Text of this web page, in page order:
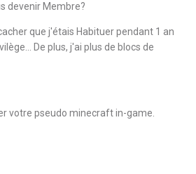
devenir Membre?
que j'étais Habituer pendant 1 an
De plus, j'ai plus de blocs de
votre pseudo minecraft in-game.